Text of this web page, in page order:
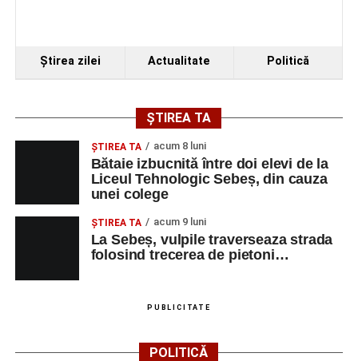
Ştirea zilei Actualitate Politică
ȘTIREA TA
ŞTIREA TA acum 8 luni
Bătaie izbucnită între doi elevi de la
Liceul Tehnologic Sebeș, din cauza
unei colege
ŞTIREA TA acum 9 luni
La Sebeș, vulpile traverseaza strada
folosind trecerea de pietoni…
PUBLICITATE
POLITICĂ